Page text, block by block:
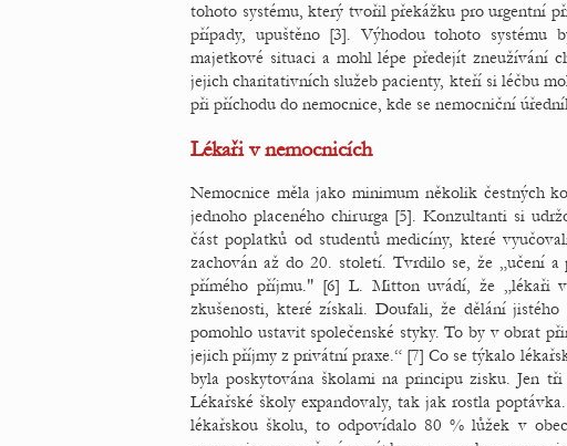
tohoto systému, který tvořil překážku pro urgentní
případy, upuštěno [3]. Výhodou tohoto systému
majetkové situaci a mohl lépe předejít zneužívání
jejich charitativních služeb pacienty, kteří si léčbu
při příchodu do nemocnice, kde se nemocniční
Lékaři v nemocnicích
Nemocnice měla jako minimum několik čestných
jednoho placeného chirurga [5]. Konzultanti si
část poplatků od studentů medicíny, které
zachován až do 20. století. Tvrdilo se, že „učení
přímého příjmu." [6] L. Mitton uvádí, že „lékaři
zkušenosti, které získali. Doufali, že dělání
pomohlo ustavit společenské styky. To by v obrat
jejich příjmy z privátní praxe.“ [7] Co se týkalo
byla poskytována školami na principu zisku. Jen
Lékařské školy expandovaly, tak jak rostla
lékařskou školu, to odpovídalo 80 % lůžek v